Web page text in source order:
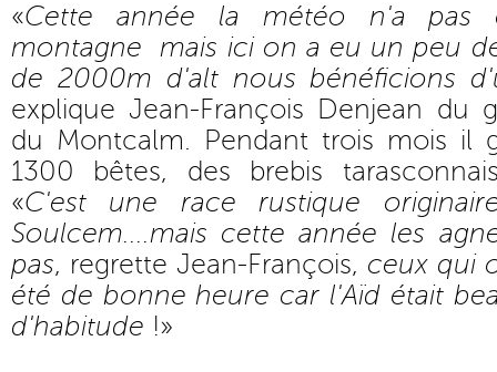
«Cette année la météo n'a pas
montagne mais ici on a eu un peu
de 2000m d'alt nous bénéficions
explique Jean-François Denjean du
du Montcalm. Pendant trois mois il
1300 bêtes, des brebis
«C'est une race rustique
Soulcem....mais cette année les
pas, regrette Jean-François, ceux qui
été de bonne heure car l'Aïd était
d'habitude !»